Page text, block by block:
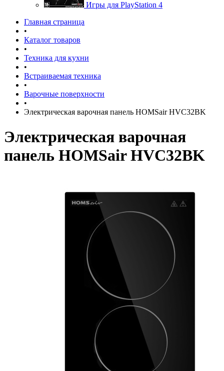
Игры для PlayStation 4
Главная страница
•
Каталог товаров
•
Техника для кухни
•
Встраиваемая техника
•
Варочные поверхности
•
Электрическая варочная панель HOMSair HVC32BK
Электрическая варочная
панель HOMSair HVC32BK